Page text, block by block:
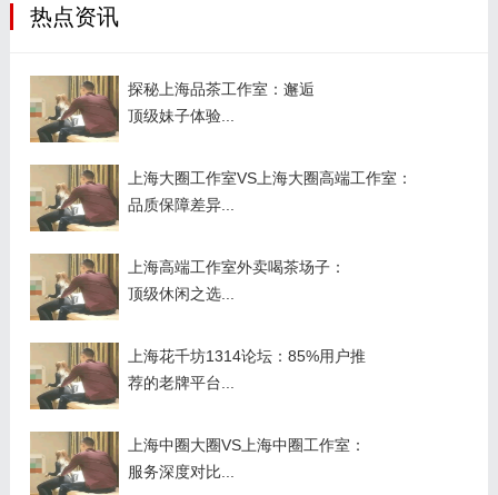
热点资讯
探秘上海品茶工作室：邂逅
顶级妹子体验...
上海大圈工作室VS上海大圈高端工作室：
品质保障差异...
上海高端工作室外卖喝茶场子：
顶级休闲之选...
上海花千坊1314论坛：85%用户推
荐的老牌平台...
上海中圈大圈VS上海中圈工作室：
服务深度对比...